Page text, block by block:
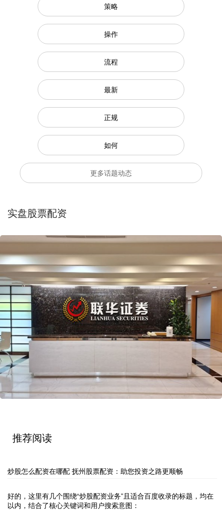
策略
操作
流程
最新
正规
如何
更多话题动态
实盘股票配资
推荐阅读
炒股怎么配资在哪配 抚州股票配资：助您投资之路更顺畅
好的，这里有几个围绕“炒股配资业务”且适合百度收录的标题，均在
以内，结合了核心关键词和用户搜索意图：